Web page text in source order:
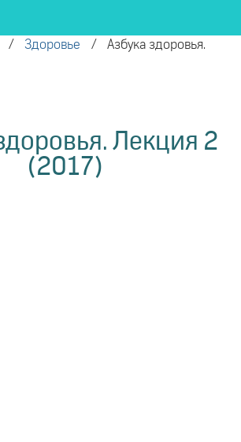
/ Здоровье / Азбука здоровья.
Лекция 2
(2017)